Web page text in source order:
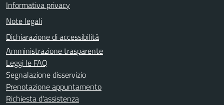
Informativa privacy
Note legali
Dichiarazione di accessibilità
Amministrazione trasparente
Leggi le FAQ
Segnalazione disservizio
Prenotazione appuntamento
Richiesta d'assistenza